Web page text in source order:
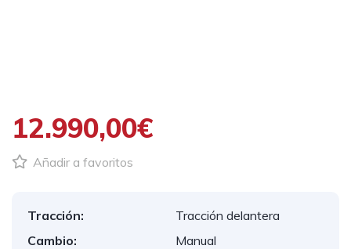
12.990,00€
Añadir a favoritos
Tracción:
Tracción delantera
Cambio:
Manual